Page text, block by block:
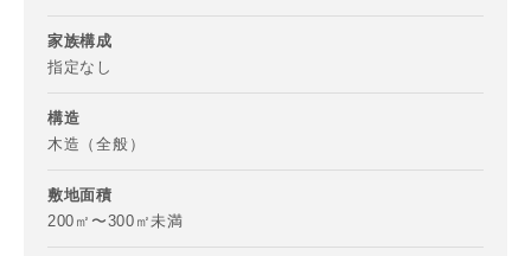
家族構成
指定なし
構造
木造（全般）
敷地面積
200㎡〜300㎡未満